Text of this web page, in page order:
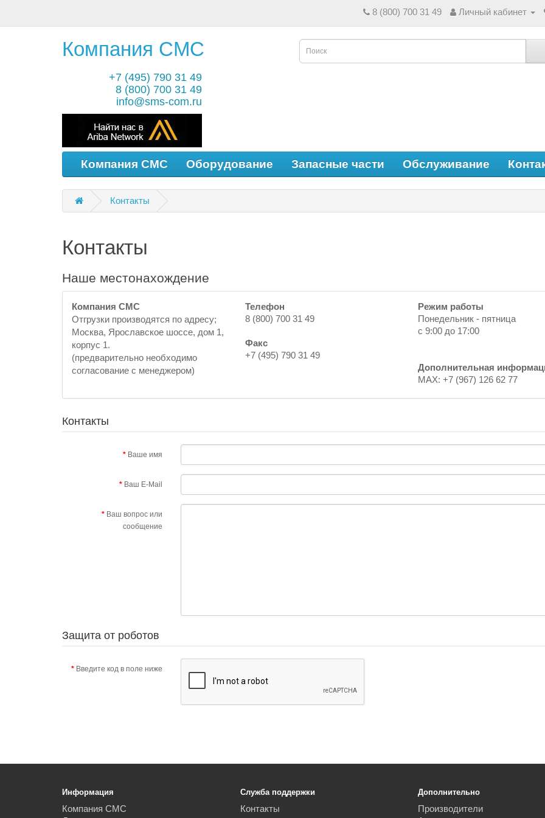
8 (800) 700 31 49 Личный кабинет
Компания СМС
+7 (495) 790 31 49
8 (800) 700 31 49
info@sms-com.ru
Компания СМС Оборудование Запасные части Обслуживание
Контакты
Контакты
Наше местонахождение
Компания СМС
Отгрузки производятся по адресу;
Москва, Ярославское шоссе, дом 1,
корпус 1.
(предварительно необходимо
согласование с менеджером)
Телефон
8 (800) 700 31 49
Факс
+7 (495) 790 31 49
Режим работы
Понедельник - пятница
с 9:00 до 17:00
Дополнительная
MAX: +7 (967) 126 62 77
Контакты
Ваше имя
Ваш E-Mail
Ваш вопрос или
сообщение
Защита от роботов
Введите код в поле ниже
Информация
Компания СМС
Служба поддержки
Контакты
Дополнительно
Производители